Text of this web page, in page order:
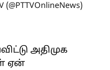
அதிமுக
ஏன்